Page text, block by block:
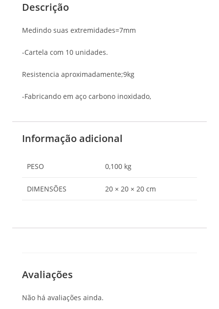
Descrição
Medindo suas extremidades=7mm
-Cartela com 10 unidades.
Resistencia aproximadamente;9kg
-Fabricando em aço carbono inoxidado,
Informação adicional
PESO 0,100 kg
DIMENSÕES 20 × 20 × 20 cm
Avaliações
Não há avaliações ainda.